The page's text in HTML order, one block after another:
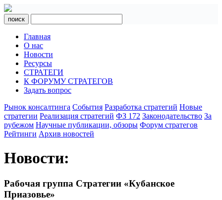
поиск
Главная
О нас
Новости
Ресурсы
СТРАТЕГИ
К ФОРУМУ СТРАТЕГОВ
Задать вопрос
Рынок консалтинга События Разработка стратегий Новые
стратегии Реализация стратегий ФЗ 172 Законодательство За
рубежом Научные публикации, обзоры Форум стратегов
Рейтинги Архив новостей
Новости:
Рабочая группа Стратегии «Кубанское
Приазовье»